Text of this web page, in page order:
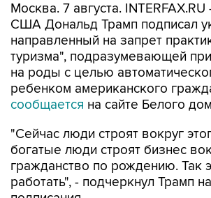
Москва. 7 августа.
США Дональд Трамп подписал
направленный на запрет
туризма", подразумевающей
на роды с целью
ребенком американского
сообщается на сайте Белого
"Сейчас люди строят вокруг
богатые люди строят бизнес
гражданство по рождению. Так
работать", - подчеркнул Трамп